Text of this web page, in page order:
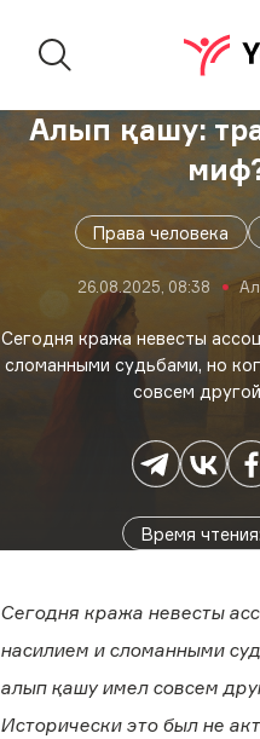
Алып қашу:
Права человека
26.08.2025, 08:38
Сегодня кража невесты
сломанными судьбами, но
совсем
Время чтения:
Сегодня кража невесты
насилием и сломанными
алып қашу имел совсем
Исторически это был не